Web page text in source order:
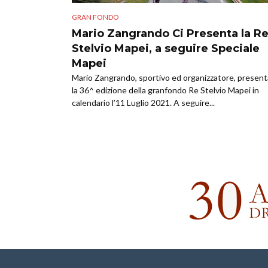
GRAN FONDO
Mario Zangrando Ci Presenta la Re
Stelvio Mapei, a seguire Speciale
Mapei
Mario Zangrando, sportivo ed organizzatore,
la 36^ edizione della granfondo Re Stelvio Mapei in
calendario l’11 Luglio 2021. A seguire...